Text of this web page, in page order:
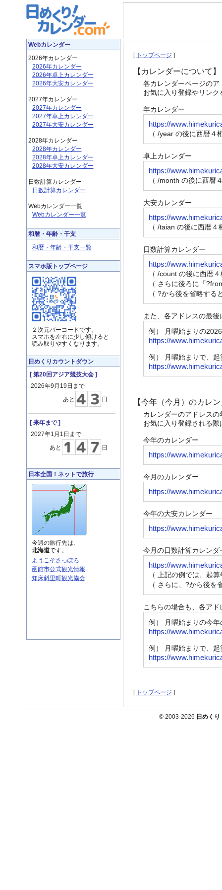
Webカレンダー
2026年カレンダー
2026年カレンダー
2026年卓上カレンダー
2026年大安カレンダー
2027年カレンダー
2027年カレンダー
2027年卓上カレンダー
2027年大安カレンダー
2028年カレンダー
2028年カレンダー
2028年卓上カレンダー
2028年大安カレンダー
日数計算カレンダー
日数計算カレンダー
Webカレンダー一覧
Webカレンダー一覧
和暦・年齢・干支
和暦・年齢・干支一覧
スマホ版トップページ
２次元バーコードです。
スマホを左右に少し傾けると
読み取りやすくなります。
日めくりカウントダウン
[ 第20回アジア競技大会 ]
2026年9月19日まで
あと
日
[ 来年まで ]
2027年1月1日まで
あと
日
日本全国！ネットで旅行
今週の旅行先は、
北海道です。
ようこそさっぽろ
函館市公式観光情報
知床斜里町観光協会
[ トップページ ]
【カレンダーについて】
各カレンダーページの
お気に入り登録やリン
年カレンダー
https://
（ /year の後に西暦４
卓上カレンダー
https://
（ /month の後に西暦
大安カレンダー
https://
（ /taian の後に西暦４
日数計算カレンダー
https://
（ /count の後に西暦
（ さらに後ろに「
（ ?から後を省略する
また、各アドレスの最
例） 月曜始まりの
https://
例） 月曜始まりで、
https://
【今年（今月）のカレ
カレンダーのアドレス
お気に入り登録される
今年のカレンダー
https://
今月のカレンダー
https://
今年の大安カレンダー
https://
今月の日数計算カレンダ
https://
（ 上記の例では、起
（ さらに、?から後
こちらの場合も、各ア
例） 月曜始まりの今
https://
例） 月曜始まりで、
https://
[ トップページ ]
© 2003-2026 日めく